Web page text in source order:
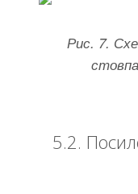
Рис. 7.
5.2.